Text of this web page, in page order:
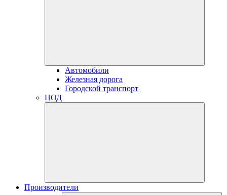
Автомобили
Железная дорога
Городской транспорт
ЦОД
Производители